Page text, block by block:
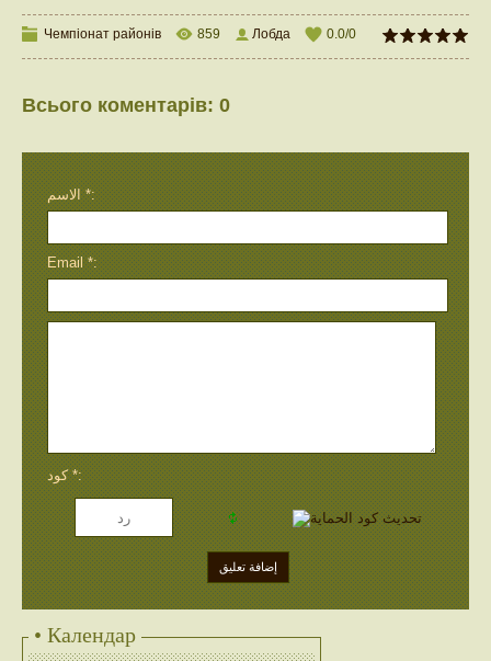
Чемпіонат районів 859 Лобда 0.0/0
Всього коментарів: 0
الاسم *:
Email *:
كود *:
• Календар